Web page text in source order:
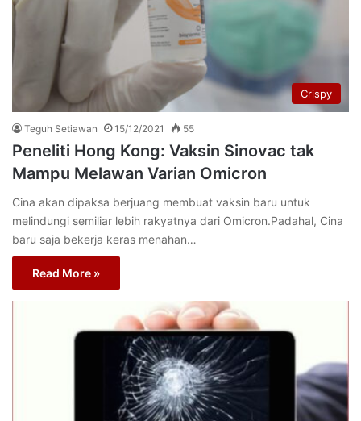
Crispy
Teguh Setiawan 15/12/2021 55
Peneliti Hong Kong: Vaksin Sinovac tak
Mampu Melawan Varian Omicron
Cina akan dipaksa berjuang membuat vaksin baru untuk
melindungi semiliar lebih rakyatnya dari Omicron.Padahal, Cina
baru saja bekerja keras menahan…
Read More »